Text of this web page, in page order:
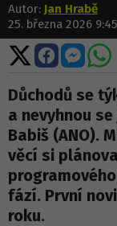
Autor: Jan Hrabě
25. března 2026 9:45
Sdílet
na
X
Sdílet
na
Sdílet
na
Důchodů se
a nevyhnou
Babiš (ANO).
věcí si
fází. První
roku.